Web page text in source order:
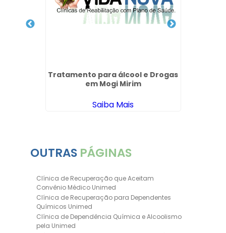
Tratamento para álcool e Drogas
em Mogi Mirim
Saiba Mais
OUTRAS PÁGINAS
Clínica de Recuperação que Aceitam
Convênio Médico Unimed
Clínica de Recuperação para Dependentes
Químicos Unimed
Clínica de Dependência Química e Alcoolismo
pela Unimed